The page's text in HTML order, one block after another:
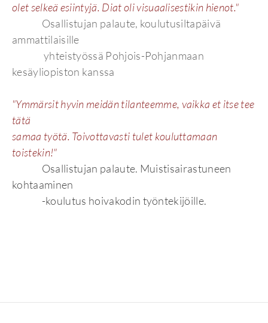
olet selkeä esiintyjä. Diat oli visuaalisestikin hienot."
Osallistujan palaute, koulutusiltapäivä
ammattilaisille
yhteistyössä Pohjois-Pohjanmaan
kesäyliopiston kanssa
"Ymmärsit hyvin meidän tilanteemme, vaikka et itse tee
tätä
samaa työtä. Toivottavasti tulet kouluttamaan
toistekin!"
Osallistujan palaute. Muistisairastuneen
kohtaaminen
-koulutus hoivakodin työntekijöille.